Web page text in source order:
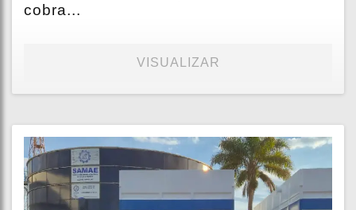
cobra...
VISUALIZAR